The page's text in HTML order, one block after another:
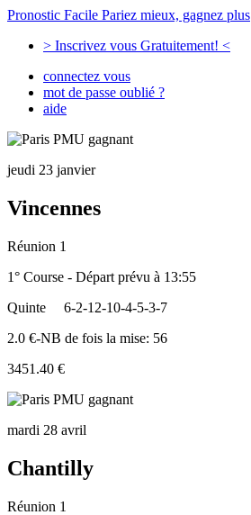
Pronostic Facile Pariez mieux, gagnez plus
> Inscrivez vous Gratuitement! <
connectez vous
mot de passe oublié ?
aide
jeudi 23 janvier
Vincennes
Réunion 1
1° Course - Départ prévu à 13:55
Quinte
6-2-12-10-4-5-3-7
2.0 €-NB de fois la mise: 56
3451.40 €
mardi 28 avril
Chantilly
Réunion 1